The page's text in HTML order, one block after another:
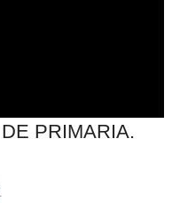
PRIMARIA.